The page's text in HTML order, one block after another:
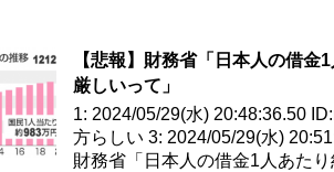
【悲報】財務省「日本人の借金
厳しいって」
1: 2024/05/29(水) 20:48:36.50
方らしい 3: 2024/05/29(水)
財務省「日本人の借金1人あた